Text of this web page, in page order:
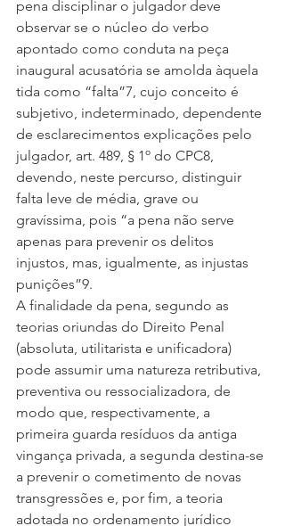
pena disciplinar o julgador deve
observar se o núcleo do verbo
apontado como conduta na peça
inaugural acusatória se amolda àquela
tida como “falta”7, cujo conceito é
subjetivo, indeterminado, dependente
de esclarecimentos explicações pelo
julgador, art. 489, § 1º do CPC8,
devendo, neste percurso, distinguir
falta leve de média, grave ou
gravíssima, pois “a pena não serve
apenas para prevenir os delitos
injustos, mas, igualmente, as injustas
punições”9.
A finalidade da pena, segundo as
teorias oriundas do Direito Penal
(absoluta, utilitarista e unificadora)
pode assumir uma natureza retributiva,
preventiva ou ressocializadora, de
modo que, respectivamente, a
primeira guarda resíduos da antiga
vingança privada, a segunda destina-se
a prevenir o cometimento de novas
transgressões e, por fim, a teoria
adotada no ordenamento jurídico